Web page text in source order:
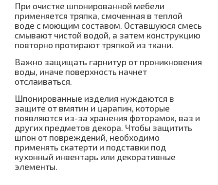
При очистке шпонированной мебели
применяется тряпка, смоченная в теплой
воде с моющим составом. Оставшуюся смесь
смывают чистой водой, а затем конструкцию
повторно протирают тряпкой из ткани.
Важно защищать гарнитур от проникновения
воды, иначе поверхность начнет
отслаиваться.
Шпонированные изделия нуждаются в
защите от вмятин и царапин, которые
появляются из-за хранения фоторамок, ваз и
других предметов декора. Чтобы защитить
шпон от повреждений, необходимо
применять скатерти и подставки под
кухонный инвентарь или декоративные
элементы.